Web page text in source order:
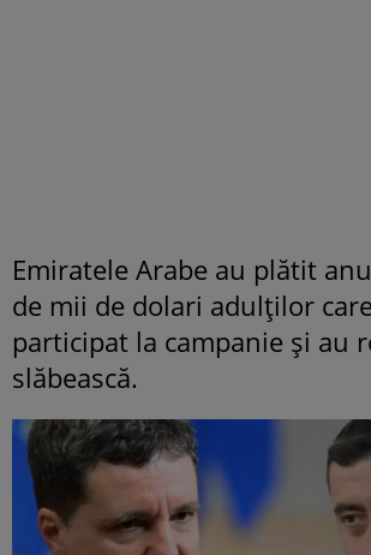
Emiratele Arabe au plătit
de mii de dolari adulţilor
participat la campanie şi au
slăbească.